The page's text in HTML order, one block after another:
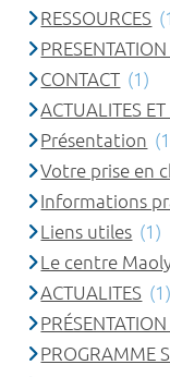
RESSOURCES
CONTACT (1)
ACTUALITES
Présentation
Votre prise en
Informations
Liens utiles (1)
Le centre
ACTUALITES (1)
PROGRAMME